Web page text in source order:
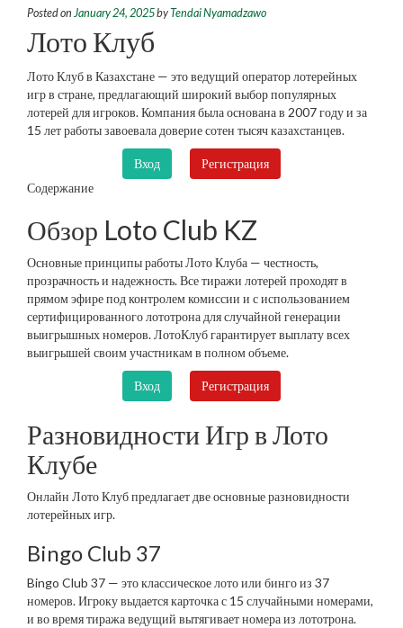
Posted on January 24, 2025byTendai Nyamadzawo
Лото Клуб
Лото Клуб в Казахстане — это ведущий оператор лотерейных
игр в стране, предлагающий широкий выбор популярных
лотерей для игроков. Компания была основана в 2007 году и за
15 лет работы завоевала доверие сотен тысяч казахстанцев.
Вход
Регистрация
Содержание
Обзор Loto Club KZ
Основные принципы работы Лото Клуба — честность,
прозрачность и надежность. Все тиражи лотерей проходят в
прямом эфире под контролем комиссии и с использованием
сертифицированного лототрона для случайной генерации
выигрышных номеров. ЛотоКлуб гарантирует выплату всех
выигрышей своим участникам в полном объеме.
Вход Регистрация
Разновидности Игр в Лото
Клубе
Онлайн Лото Клуб предлагает две основные разновидности
лотерейных игр.
Bingo Club 37
Bingo Club 37 — это классическое лото или бинго из 37
номеров. Игроку выдается карточка с 15 случайными номерами,
и во время тиража ведущий вытягивает номера из лототрона.